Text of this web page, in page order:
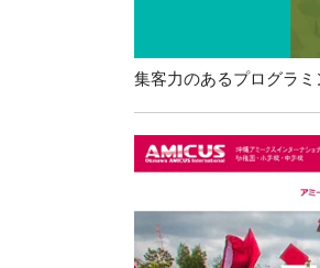
集客力のあるプログラミ